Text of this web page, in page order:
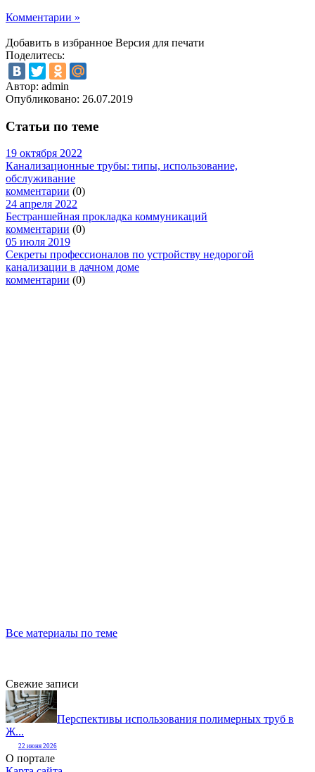
Комментарии »
Добавить в избранное Версия для печати
Поделитесь:
Автор: admin
Опубликовано: 26.07.2019
Статьи по теме
19 октября 2022
Канализационные трубы: типы, использование,
обслуживание
комментарии (0)
24 апреля 2022
Бестраншейная прокладка коммуникаций
комментарии (0)
05 июля 2019
Секреты профессионалов по устройству недорогой
канализации в дачном доме
комментарии (0)
Все материалы по теме
Свежие записи
Перспективы использования полимерных труб в
Ж...
22 июня 2026
О портале